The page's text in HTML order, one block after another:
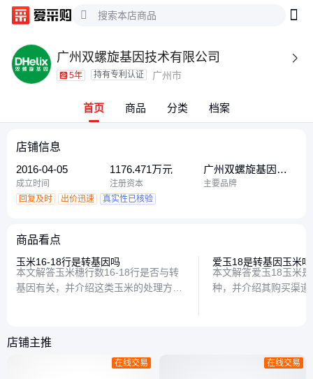
广州双螺旋基因技术有限公司 
5年 持有专利认证 广州市
首页 商品 分类 档案
店铺信息
2016-04-05
成立时间
1176.471万元
注册资本
广州双螺旋基因技
术有限公司、双螺
旋基因、双螺旋基
主要品牌
回复及时
出价迅速 真实性已核验
商品看点
玉米16-18行是转基因吗
本文解答玉米穗行数16-18行是否与转
基因有关，并介绍这类玉米的处理方
爱玉18是转基因玉米吗
本文解答爱玉18玉米
种，并介绍其购买渠
店铺主推
在线交易 在线交易